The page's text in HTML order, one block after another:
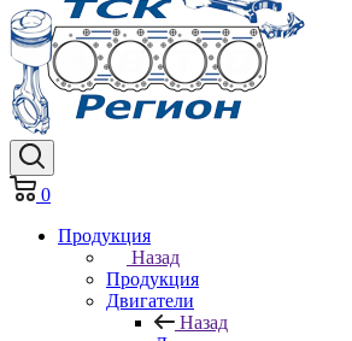
0
Продукция
Назад
Продукция
Двигатели
Назад